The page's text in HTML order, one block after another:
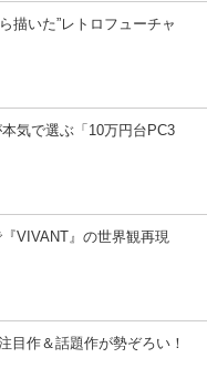
描いた”レトロフューチャ
気で選ぶ「10万円台PC3
『VIVANT』の世界観再現
目作＆話題作が勢ぞろい！